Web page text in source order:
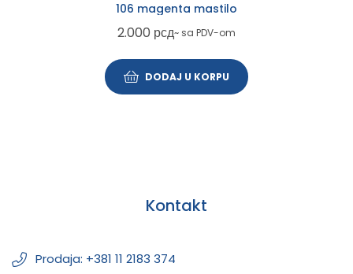
106 magenta mastilo
2.000 рсд~ sa PDV-om
DODAJ U KORPU
Kontakt
Prodaja: +381 11 2183 374